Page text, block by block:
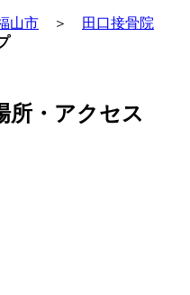
山市 ＞
田口接骨院
所・アクセス